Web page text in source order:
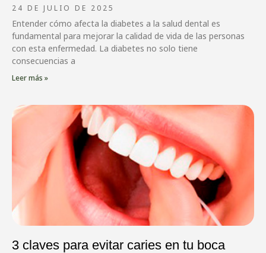
24 DE JULIO DE 2025
Entender cómo afecta la diabetes a la salud dental es
fundamental para mejorar la calidad de vida de las personas
con esta enfermedad. La diabetes no solo tiene
consecuencias a
Leer más »
3 claves para evitar caries en tu boca